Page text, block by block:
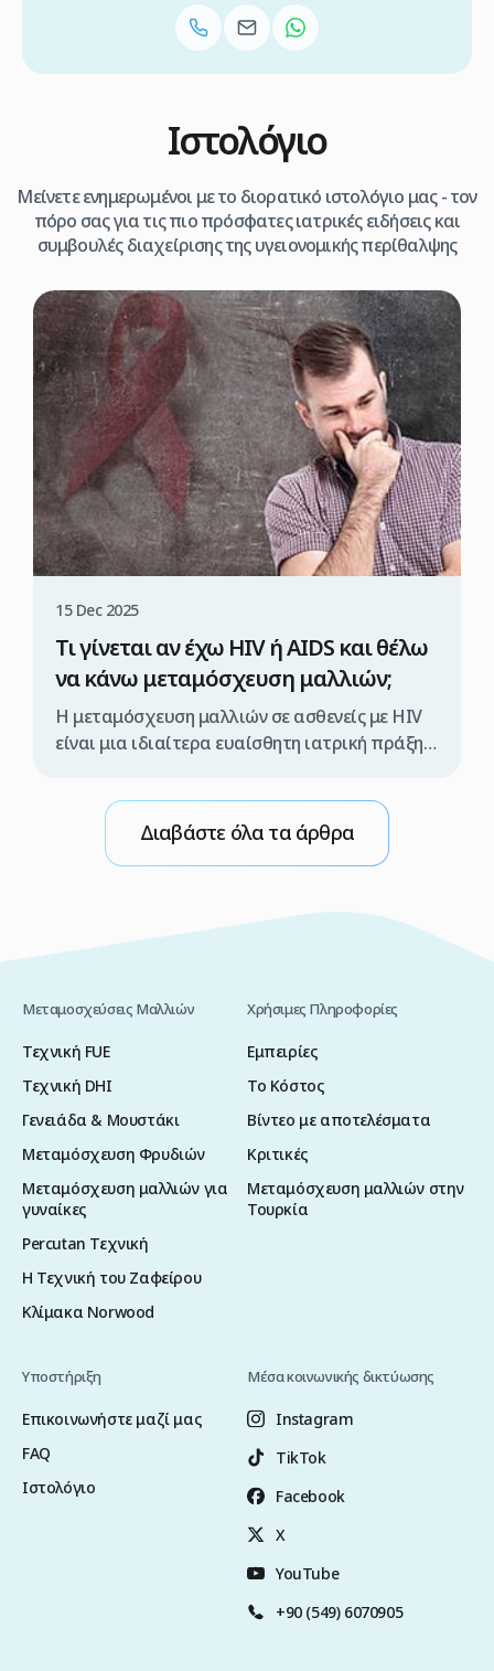
Ιστολόγιο
Μείνετε ενημερωμένοι με το διορατικό ιστολόγιο μας - τον
πόρο σας για τις πιο πρόσφατες ιατρικές ειδήσεις και
συμβουλές διαχείρισης της υγειονομικής περίθαλψης
15 Dec 2025
Τι γίνεται αν έχω HIV ή AIDS και θέλω
να κάνω μεταμόσχευση μαλλιών;
Η μεταμόσχευση μαλλιών σε ασθενείς με HIV
είναι μια ιδιαίτερα ευαίσθητη ιατρική πράξη,
αποκλειστικά από εξειδικευμένη ιατρική
ομάδα και υπό αυστηρά ελεγχόμενες
συνθήκες. Διαφορετικά, υπάρχει κίνδυνος
μετάδοσης του ιού κατά τη διάρκεια της
να υποβληθείτε σε μεταμόσχευση μαλλιών με
τη μέθοδο FUE στην […]
Διαβάστε όλα τα άρθρα
Μεταμοσχεύσεις Μαλλιών
Τεχνική FUE
Τεχνική DHI
Γενειάδα & Μουστάκι
Μεταμόσχευση Φρυδιών
Μεταμόσχευση μαλλιών για
γυναίκες
Percutan Τεχνική
Η Τεχνική του Ζαφείρου
Κλίμακα Norwood
Χρήσιμες Πληροφορίες
Εμπειρίες
Το Κόστος
Βίντεο με αποτελέσματα
Κριτικές
Μεταμόσχευση μαλλιών στην
Τουρκία
Υποστήριξη
Επικοινωνήστε μαζί μας
FAQ
Ιστολόγιο
Μέσα κοινωνικής δικτύωσης
Instagram
TikTok
Facebook
X
YouTube
+90 (549) 6070905